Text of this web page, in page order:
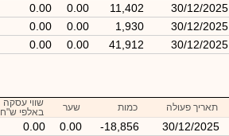
30/12/2025
11,402
0.00
0.00
30/12/2025
1,930
0.00
0.00
30/12/2025
41,912
0.00
0.00
תאריך פעולה כמות שער
שווי עסקה
באלפי ש"ח
30/12/2025
-18,856
0.00
0.00